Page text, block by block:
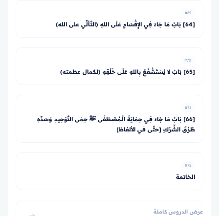
#69
[64] بَابُ مَا جَاءَ فِي الإِقْسَامِ عَلَى اللهِ (التَّألِّي على الله)
#70
[65] بَابُ لا يُسْتَشْفَعُ بِاللهِ عَلَى خَلْقِهِ (لكمال عظمته)
#71
[66] بَابُ مَا جَاءَ فِي حِمَايَةَ الْـمُصْطَفَى ﷺ حِمَى التَّوْحِيدِ وَسَدِّهِ
طُرُقَ الشِّرْكِ [حتَّى في الألفاظ]
#72
الخاتمة
عرض الدروس كاملة